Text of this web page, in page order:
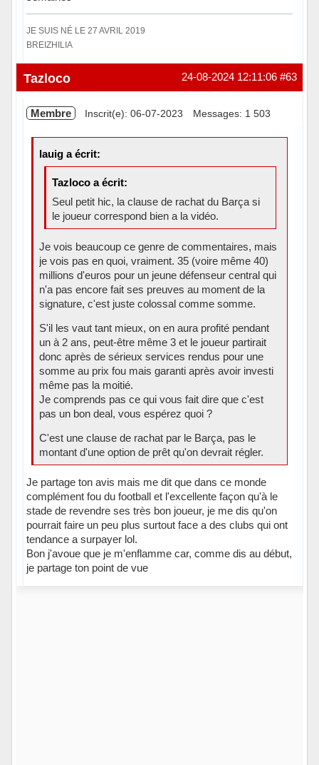
JE SUIS NÉ LE 27 AVRIL 2019
BREIZHILIA
Hors ligne #63
24-08-2024 12:11:06
Tazloco
Membre Inscrit(e): 06-07-2023 Messages: 1 503
lauig a écrit:
Tazloco a écrit:
Seul petit hic, la clause de rachat du Barça si
le joueur correspond bien a la vidéo.
Je vois beaucoup ce genre de commentaires, mais
je vois pas en quoi, vraiment. 35 (voire même 40)
millions d'euros pour un jeune défenseur central qui
n'a pas encore fait ses preuves au moment de la
signature, c'est juste colossal comme somme.
S'il les vaut tant mieux, on en aura profité pendant
un à 2 ans, peut-être même 3 et le joueur partirait
donc après de sérieux services rendus pour une
somme au prix fou mais garanti après avoir investi
même pas la moitié.
Je comprends pas ce qui vous fait dire que c'est
pas un bon deal, vous espérez quoi ?
C'est une clause de rachat par le Barça, pas le
montant d'une option de prêt qu'on devrait régler.
Je partage ton avis mais me dit que dans ce monde
complément fou du football et l'excellente façon qu'à le
stade de revendre ses très bon joueur, je me dis qu'on
pourrait faire un peu plus surtout face a des clubs qui ont
tendance a surpayer lol.
Bon j'avoue que je m'enflamme car, comme dis au début,
je partage ton point de vue